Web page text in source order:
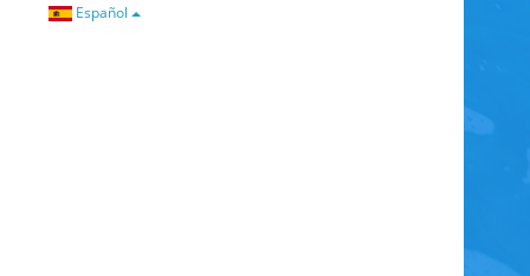
Español